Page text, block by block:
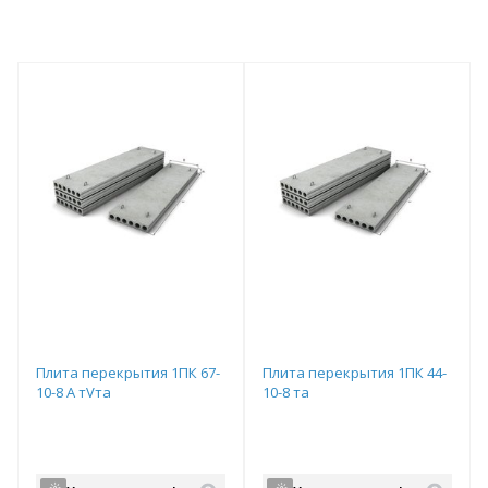
Плита перекрытия 1ПК 67-
10-8 А тVта
Плита перекрытия 1ПК 44-
10-8 та